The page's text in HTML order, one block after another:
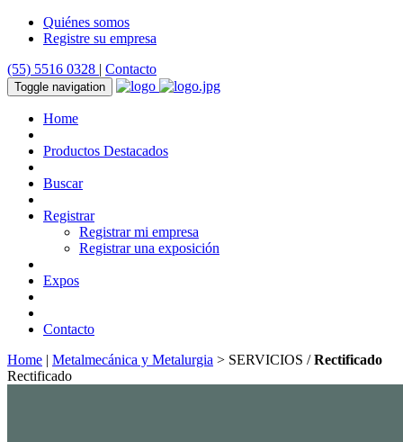
Quiénes somos
Registre su empresa
(55) 5516 0328 | Contacto
Toggle navigation
Home
Productos Destacados
Buscar
Registrar
Registrar mi empresa
Registrar una exposición
Expos
Contacto
Home | Metalmecánica y Metalurgia > SERVICIOS /Rectificado
Rectificado